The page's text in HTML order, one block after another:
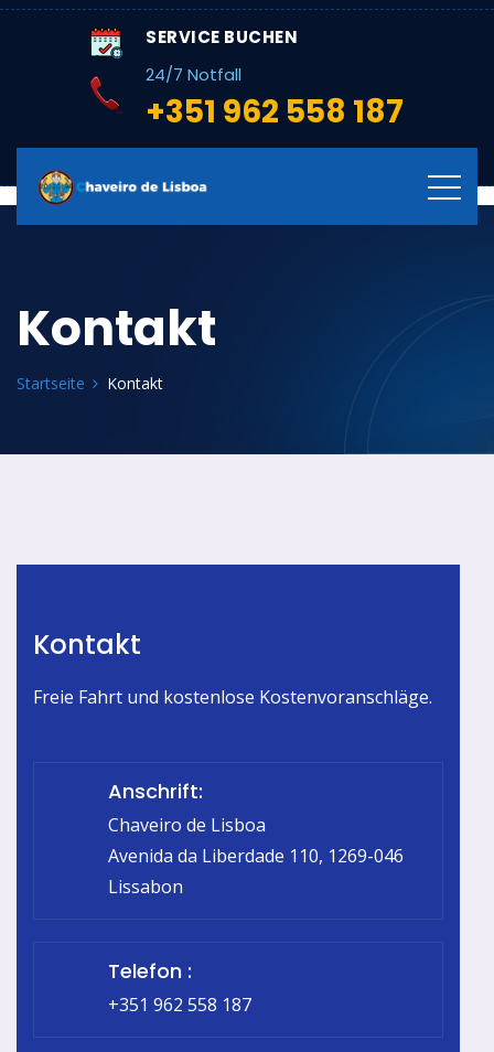
SERVICE BUCHEN
24/7 Notfall
+351 962 558 187
Kontakt
Startseite Kontakt
Kontakt
Freie Fahrt und kostenlose Kostenvoranschläge.
Anschrift:
Chaveiro de Lisboa
Avenida da Liberdade 110, 1269-046
Lissabon
Telefon :
+351 962 558 187